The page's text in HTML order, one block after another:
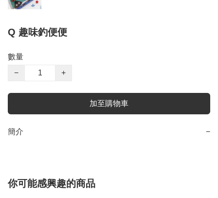
Q 趣味釣便便
數量
−
+
加至購物車
簡介 −
你可能感興趣的商品